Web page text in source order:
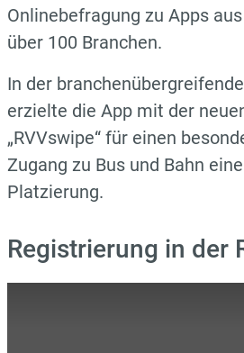
Onlinebefragung zu Apps aus
über 100 Branchen.
In der
erzielte die App mit der
„RVVswipe“ für einen
Zugang zu Bus und Bahn
Platzierung.
Registrierung in der